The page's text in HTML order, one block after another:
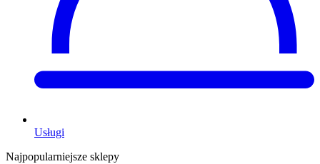
Usługi
Najpopularniejsze sklepy